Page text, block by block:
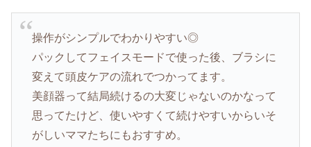
操作がシンプルでわかりやすい◎
パックしてフェイスモードで使った後、ブラシに
変えて頭皮ケアの流れでつかってます。
美顔器って結局続けるの大変じゃないのかなって
思ってたけど、使いやすくて続けやすいからいそ
がしいママたちにもおすすめ。